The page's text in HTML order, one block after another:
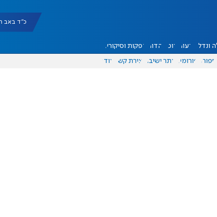
כ"ד באב תשפ"ו
ונדל"ן דעות אוכל יהדות הפקות וסיקורים
ספורט פורומים אתר ישיבה יצירת קשר עוד